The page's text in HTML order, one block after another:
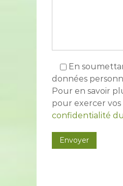
En
données
Pour en savoir
pour exercer
confidentialité